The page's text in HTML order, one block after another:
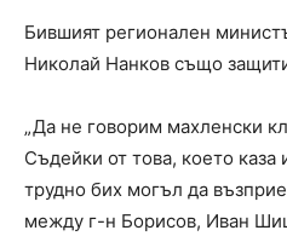
Бившият регионален
Николай Нанков също
„Да не говорим махленски
Съдейки от това, което
трудно бих могъл да
между г-н Борисов, Иван